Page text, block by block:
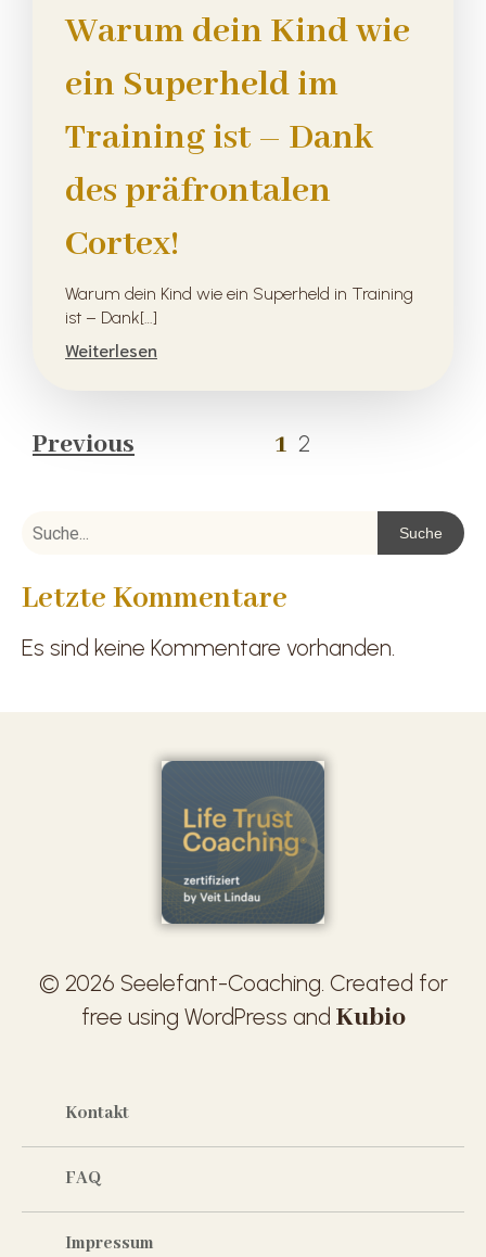
Warum dein Kind wie
ein Superheld im
Training ist – Dank
des präfrontalen
Cortex!
Warum dein Kind wie ein Superheld in Training
ist – Dank[…]
Weiterlesen
Previous 1 2
Suche
Letzte Kommentare
Es sind keine Kommentare vorhanden.
© 2026 Seelefant-Coaching. Created for
free using WordPress and Kubio
Kontakt
FAQ
Impressum